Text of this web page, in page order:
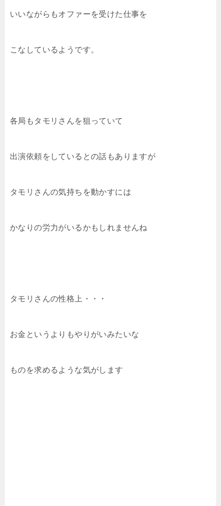
いいながらもオファーを受けた仕事を
こなしているようです。
各局もタモリさんを狙っていて
出演依頼をしているとの話もありますが
タモリさんの気持ちを動かすには
かなりの労力がいるかもしれませんね
タモリさんの性格上・・・
お金というよりもやりがいみたいな
ものを求めるような気がします